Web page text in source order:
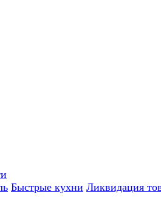
Быстрые кухни Ликвидация